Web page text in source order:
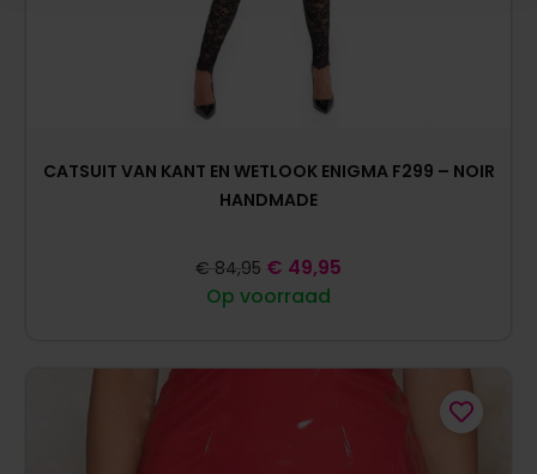
CATSUIT VAN KANT EN WETLOOK ENIGMA F299 – NOIR
HANDMADE
Op voorraad
€ 84,95 € 49,95